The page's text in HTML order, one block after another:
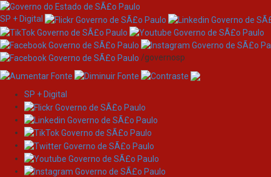
Skip
navigation
SP + Digital
/governosp
SP + Digital
Search